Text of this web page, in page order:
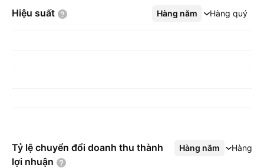
Hiệu suất Hàng năm Hàng quý
Xem thêm
Tỷ lệ chuyển đổi doanh thu thành
lợi nhuận
Hàng năm Hàng
Xem thêm